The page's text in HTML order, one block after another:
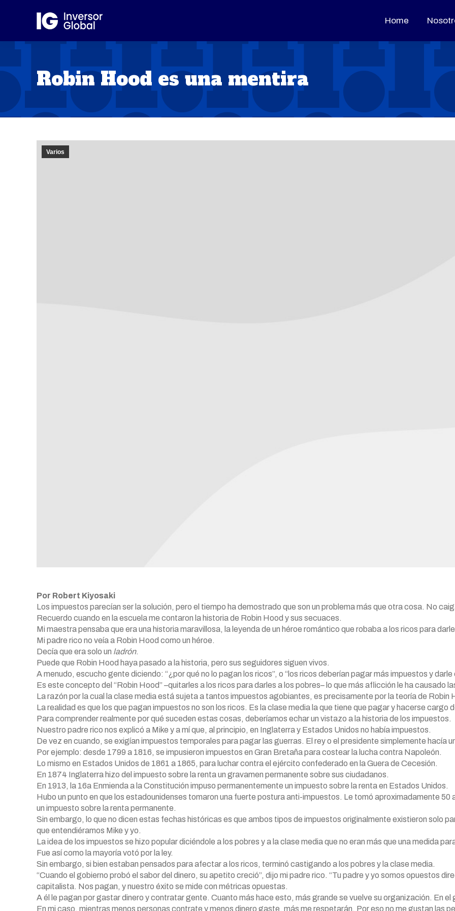
Home
Robin Hood es una mentira
Varios
Por Robert Kiyosaki
Los impuestos parecían ser la solución, pero el tiempo ha demostrado que son un problema más que otra cosa. No
Recuerdo cuando en la escuela me contaron la historia de Robin Hood y sus secuaces.
Mi maestra pensaba que era una historia maravillosa, la leyenda de un héroe romántico que robaba a los ricos para
Mi padre rico no veía a Robin Hood como un héroe.
Decía que era solo un ladrón.
Puede que Robin Hood haya pasado a la historia, pero sus seguidores siguen vivos.
A menudo, escucho gente diciendo: “¿por qué no lo pagan los ricos”, o “los ricos deberían pagar más impuestos y darle
Es este concepto del “Robin Hood” –quitarles a los ricos para darles a los pobres– lo que más aflicción le ha causado
La razón por la cual la clase media está sujeta a tantos impuestos agobiantes, es precisamente por la teoría de Robin
La realidad es que los que pagan impuestos no son los ricos. Es la clase media la que tiene que pagar y hacerse cargo
Para comprender realmente por qué suceden estas cosas, deberíamos echar un vistazo a la historia de los impuestos.
Nuestro padre rico nos explicó a Mike y a mí que, al principio, en Inglaterra y Estados Unidos no había impuestos.
De vez en cuando, se exigían impuestos temporales para pagar las guerras. El rey o el presidente simplemente hacía
Por ejemplo: desde 1799 a 1816, se impusieron impuestos en Gran Bretaña para costear la lucha contra Napoleón.
Lo mismo en Estados Unidos de 1861 a 1865, para luchar contra el ejército confederado en la Guera de Cecesión.
En 1874 Inglaterra hizo del impuesto sobre la renta un gravamen permanente sobre sus ciudadanos.
En 1913, la 16a Enmienda a la Constitución impuso permanentemente un impuesto sobre la renta en Estados Unidos.
Hubo un punto en que los estadounidenses tomaron una fuerte postura anti-impuestos. Le tomó aproximadamente 50
un impuesto sobre la renta permanente.
Sin embargo, lo que no dicen estas fechas históricas es que ambos tipos de impuestos originalmente existieron solo
que entendiéramos Mike y yo.
La idea de los impuestos se hizo popular diciéndole a los pobres y a la clase media que no eran más que una medida
Fue así como la mayoría votó por la ley.
Sin embargo, si bien estaban pensados para afectar a los ricos, terminó castigando a los pobres y la clase media.
“Cuando el gobierno probó el sabor del dinero, su apetito creció”, dijo mi padre rico. “Tu padre y yo somos opuestos
capitalista. Nos pagan, y nuestro éxito se mide con métricas opuestas.
A él le pagan por gastar dinero y contratar gente. Cuanto más hace esto, más grande se vuelve su organización. En
En mi caso, mientras menos personas contrate y menos dinero gaste, más me respetarán. Por eso no me gustan las
Home